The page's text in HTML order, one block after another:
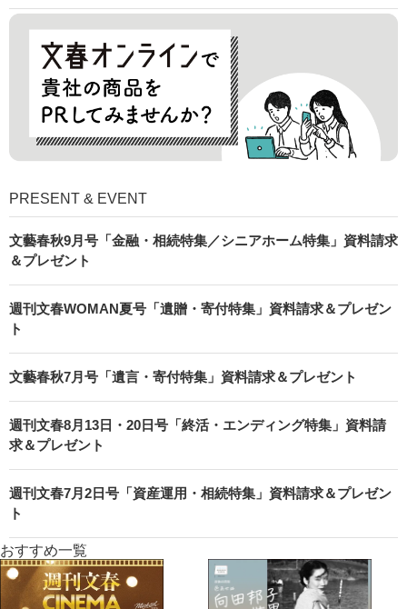
PRESENT & EVENT
文藝春秋9月号「金融・相続特集／シニアホーム特集」資料請求
＆プレゼント
週刊文春WOMAN夏号「遺贈・寄付特集」資料請求＆プレゼン
ト
文藝春秋7月号「遺言・寄付特集」資料請求＆プレゼント
週刊文春8月13日・20日号「終活・エンディング特集」資料請
求＆プレゼント
週刊文春7月2日号「資産運用・相続特集」資料請求＆プレゼン
ト
おすすめ一覧